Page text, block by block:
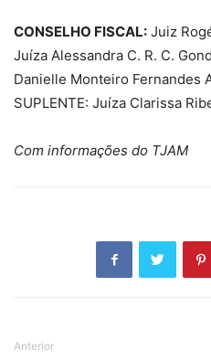
CONSELHO FISCAL: Juiz
Juíza Alessandra C. R. C.
Danielle Monteiro Fernandes
SUPLENTE: Juíza Clarissa
Com informações do TJAM
Anterior